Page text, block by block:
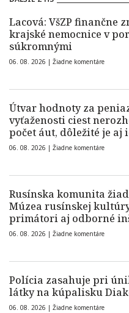
Lacová: VšZP finančne
krajské nemocnice v
súkromnými
06. 08. 2026 | Žiadne komentáre
Útvar hodnoty za
vyťaženosti ciest
počet áut, dôležité je aj
06. 08. 2026 | Žiadne komentáre
Rusínska komunita
Múzea rusínskej
primátori aj odborné
06. 08. 2026 | Žiadne komentáre
Polícia zasahuje pri
látky na kúpalisku
06. 08. 2026 | Žiadne komentáre